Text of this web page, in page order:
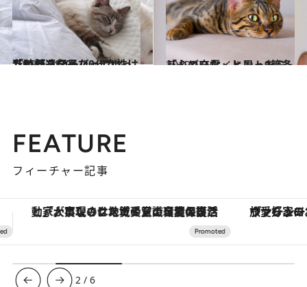
2019.1.28
「時計遺伝子」っていったい何？ 30～40代女性は乱れがちなんだって！
ライフスタイル 2019.1.24
しんどいな、と思ったら 「心の充電」ヒント9箇条
ライフスタイル
FEATURE
フィーチャー記事
ヴァシュロン・コンスタンタン「オーヴァーシーズ・オートマティック」。旅愛好家のお気に入りコレクションから、ジェンダーレスな新作が登場
3 /6